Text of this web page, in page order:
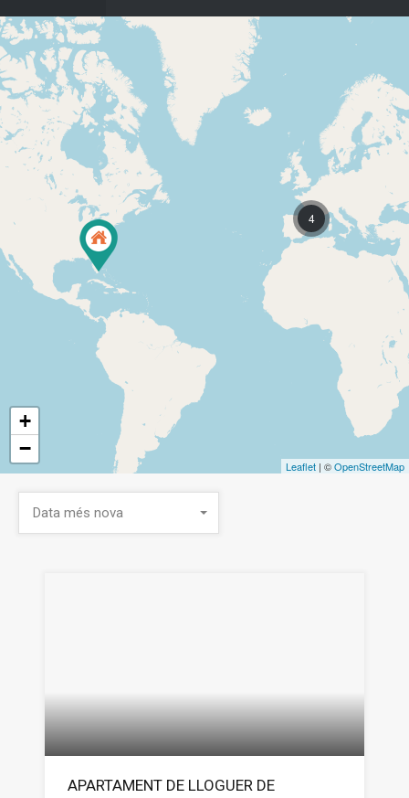
4
+
−
Leaflet | ©OpenStreetMap
Data més nova
APARTAMENT DE LLOGUER DE